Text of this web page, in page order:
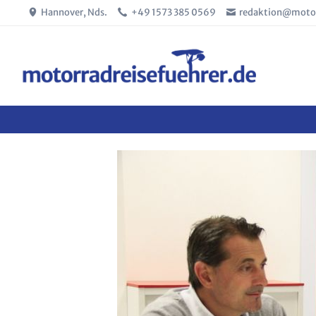
Hannover, Nds. +49 1573 385 0569